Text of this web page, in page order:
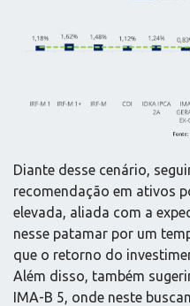
Diante desse cenário,
recomendação em ativos
elevada, aliada com a
nesse patamar por um
que o retorno do
Além disso, também
IMA-B 5, onde neste